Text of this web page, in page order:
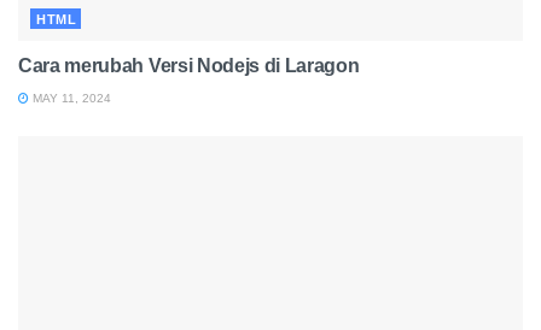
HTML
Cara merubah Versi Nodejs di Laragon
MAY 11, 2024